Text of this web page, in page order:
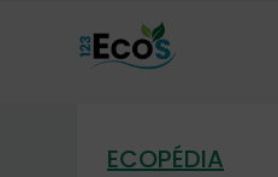
ECOPÉDIA